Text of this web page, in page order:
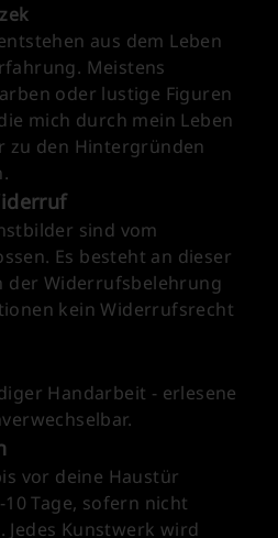
aus dem Leben
Meistens
oder lustige Figuren
mich durch mein Leben
zu den Hintergründen
sind vom
Es besteht an dieser
der Widerrufsbelehrung
kein Widerrufsrecht
Handarbeit - erlesene
vor deine Haustür
Tage, sofern nicht
Kunstwerk wird